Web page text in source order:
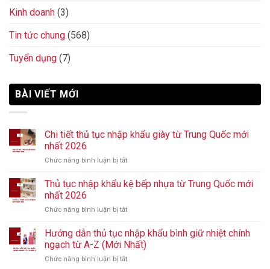
Kinh doanh (3)
Tin tức chung (568)
Tuyển dụng (7)
BÀI VIẾT MỚI
Chi tiết thủ tục nhập khẩu giày từ Trung Quốc mới
nhất 2026
Chức năng bình luận bị tắt
tiết
thủ
giày
từ
Trung
Thủ tục nhập khẩu kệ bếp nhựa từ Trung Quốc mới
nhất 2026
Chức năng bình luận bị tắt
tục
nhập
khẩu
Hướng dẫn thủ tục nhập khẩu bình giữ nhiệt chính
ngạch từ A-Z (Mới Nhất)
Chức năng bình luận bị tắt